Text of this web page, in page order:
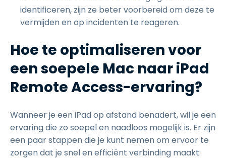
identificeren, zijn ze beter voorbereid om deze te
vermijden en op incidenten te reageren.
Hoe te optimaliseren voor
een soepele Mac naar iPad
Remote Access-ervaring?
Wanneer je een iPad op afstand benadert, wil je een
ervaring die zo soepel en naadloos mogelijk is. Er zijn
een paar stappen die je kunt nemen om ervoor te
zorgen dat je snel en efficiënt verbinding maakt: